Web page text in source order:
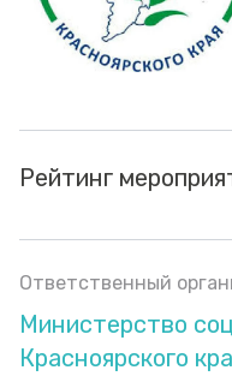
Рейтинг
Ответственный
Министерство
Красноярского